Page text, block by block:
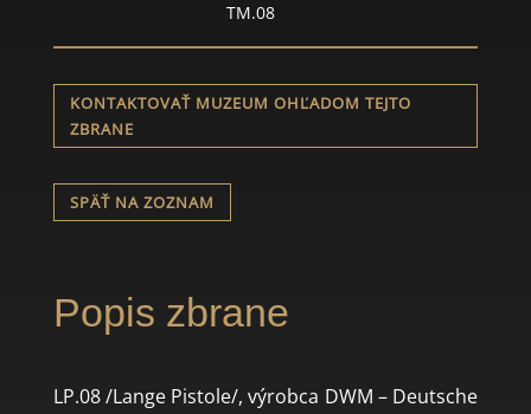
TM.08
KONTAKTOVAŤ MUZEUM OHĽADOM TEJTO
ZBRANE
SPÄŤ NA ZOZNAM
Popis zbrane
LP.08 /Lange Pistole/, výrobca DWM – Deutsche